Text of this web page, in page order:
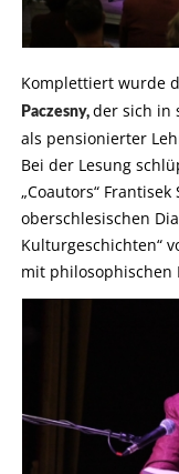
Komplettiert wurde
Paczesny, der sich in
als pensionierter
Bei der Lesung
„Coautors“
oberschlesischen
Kulturgeschichten“
mit philosophischen